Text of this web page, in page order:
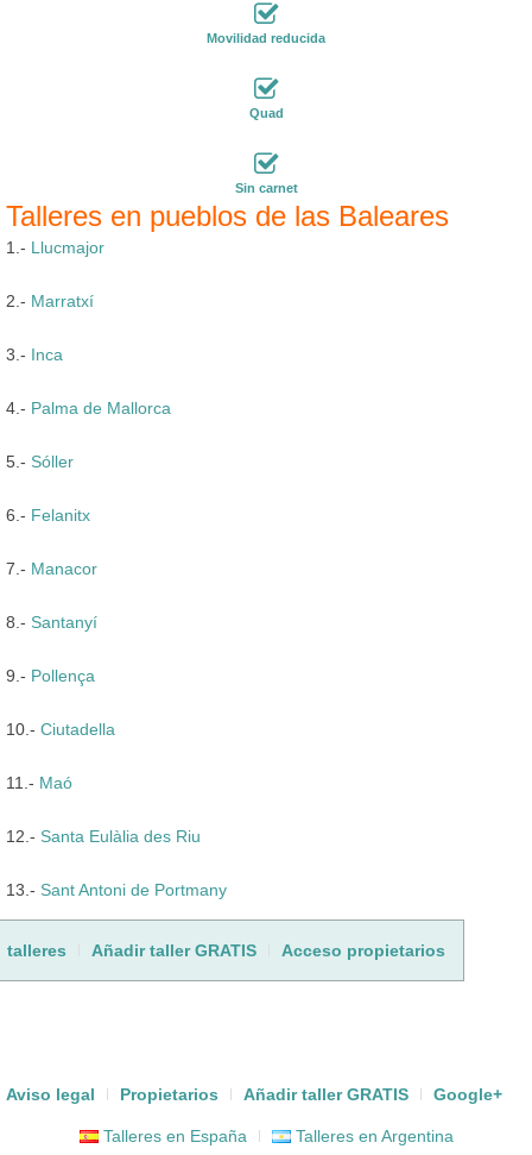
Movilidad reducida
Quad
Sin carnet
Talleres en pueblos de las Baleares
1.- Llucmajor
2.- Marratxí
3.- Inca
4.- Palma de Mallorca
5.- Sóller
6.- Felanitx
7.- Manacor
8.- Santanyí
9.- Pollença
10.- Ciutadella
11.- Maó
12.- Santa Eulàlia des Riu
13.- Sant Antoni de Portmany
talleres Añadir taller GRATIS Acceso propietarios
Aviso legal Propietarios Añadir taller GRATIS Google+
Talleres en España Talleres en Argentina